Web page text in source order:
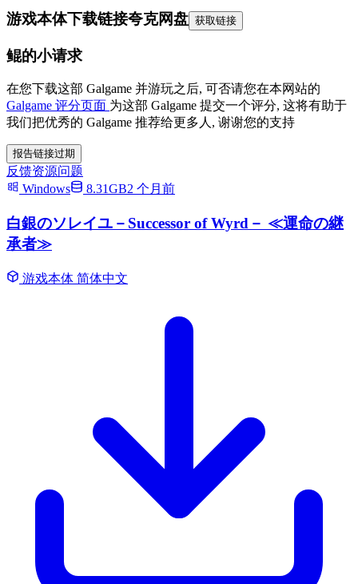
游戏本体下载链接夸克网盘 获取链接
鲲的小请求
在您下载这部 Galgame 并游玩之后, 可否请您在本网站的
Galgame 评分页面 为这部 Galgame 提交一个评分, 这将有助于
我们把优秀的 Galgame 推荐给更多人, 谢谢您的支持
报告链接过期
反馈资源问题
Windows
8.31GB2 个月前
白銀のソレイユ－Successor of Wyrd－ ≪運命の継
承者≫
游戏本体 简体中文